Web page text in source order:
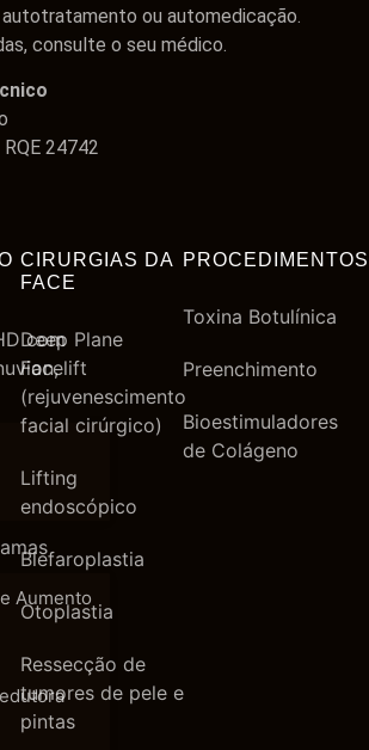
ou automedicação.
consulte o seu médico.
24742
com
Aumento
CIRURGIAS DA
FACE
Deep Plane
Facelift
(rejuvenescimento
facial cirúrgico)
Lifting
endoscópico
Blefaroplastia
Otoplastia
Ressecção de
tumores de pele e
pintas
PROCEDIMENTOS
Toxina Botulínica
Preenchimento
Bioestimuladores
de Colágeno